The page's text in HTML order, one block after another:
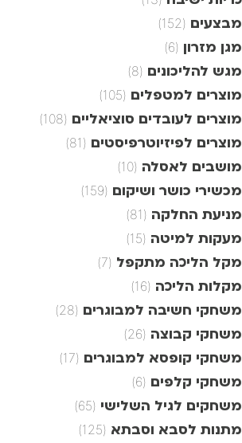
מבצעים (152)
מגן מזרון (6)
מגש להליכונים (8)
מוצרים למטפלים (105)
מוצרים לעובדים סוציאליים (108)
מוצרים לפיזיוטרפיסטים (81)
מושבים לאסלה (10)
מכשירי כושר ושיקום (159)
מניעת החלקה (81)
מעקות למיטה (15)
מקל הליכה מתקפל (7)
מקלות הליכה (16)
משחקי חשיבה למבוגרים (28)
משחקי קבוצה (26)
משחקי קופסא למבוגרים (17)
משחקי קלפים (6)
משחקים לגיל השלישי (65)
מתנות לסבא וסבתא (125)